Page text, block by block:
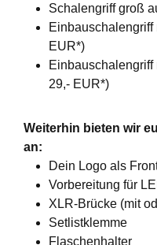
Schalengriff groß
EUR*)
Einbauschalengriff
29,- EUR*)
Weiterhin bieten wir
an:
Dein Logo als
Vorbereitung für
XLR-Brücke (mit
Setlistklemme
Flaschenhalter